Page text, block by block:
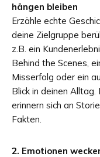
hängen bleiben
Erzähle echte
deine Zielgruppe
z.B. ein
Behind the Scenes,
Misserfolg oder ein
Blick in deinen Alltag.
erinnern sich an
Fakten.
2. Emotionen